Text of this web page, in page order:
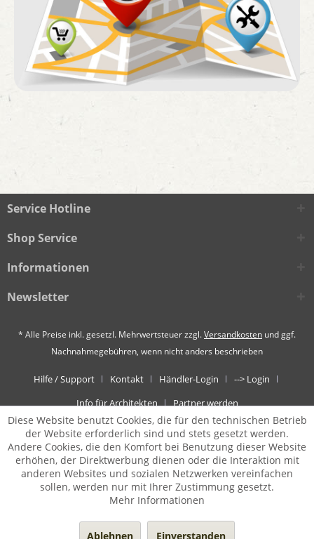
Service Hotline
Shop Service
Informationen
Newsletter
* Alle Preise inkl. gesetzl. Mehrwertsteuer zzgl.Versandkosten und ggf.
Nachnahmegebühren, wenn nicht anders beschrieben
Hilfe / Support Kontakt Händler-Login
--> Login
Info für Architekten
Partner werden
Diese Website benutzt Cookies, die für den technischen Betrieb
der Website erforderlich sind und stets gesetzt werden.
Andere Cookies, die den Komfort bei Benutzung dieser Website
erhöhen, der Direktwerbung dienen oder die Interaktion mit
anderen Websites und sozialen Netzwerken vereinfachen
sollen, werden nur mit Ihrer Zustimmung gesetzt.
Mehr Informationen
Ablehnen Einverstanden